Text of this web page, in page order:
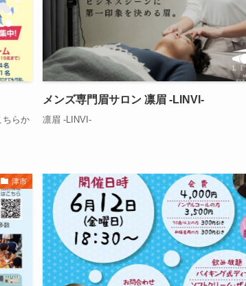
ちらか
メンズ専門眉サロン 凛眉 -LINVI-
凛眉 -LINVI-
津市